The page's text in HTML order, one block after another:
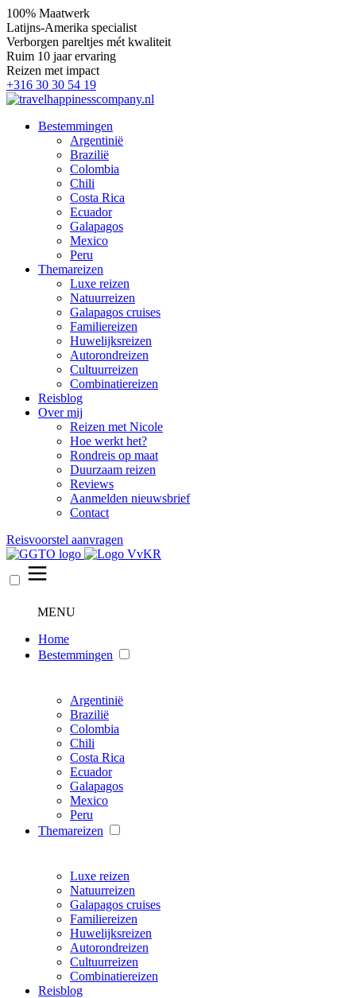
100% Maatwerk
Latijns-Amerika specialist
Verborgen pareltjes mét kwaliteit
Ruim 10 jaar ervaring
Reizen met impact
+316 30 30 54 19
Bestemmingen
Argentinië
Brazilië
Colombia
Chili
Costa Rica
Ecuador
Galapagos
Mexico
Peru
Themareizen
Luxe reizen
Natuurreizen
Galapagos cruises
Familiereizen
Huwelijksreizen
Autorondreizen
Cultuurreizen
Combinatiereizen
Reisblog
Over mij
Reizen met Nicole
Hoe werkt het?
Rondreis op maat
Duurzaam reizen
Reviews
Aanmelden nieuwsbrief
Contact
Reisvoorstel aanvragen
MENU
Home
Bestemmingen
Argentinië
Brazilië
Colombia
Chili
Costa Rica
Ecuador
Galapagos
Mexico
Peru
Themareizen
Luxe reizen
Natuurreizen
Galapagos cruises
Familiereizen
Huwelijksreizen
Autorondreizen
Cultuurreizen
Combinatiereizen
Reisblog